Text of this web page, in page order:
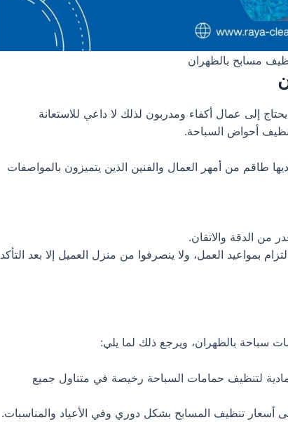
مسابح بالظهران
إلى عمال أكفاء ومدربون لذلك لا داعي للاستعانة
أحواض السباحة.
طاقم من أمهر العمال والفنين الذين يتميزون بالمواصفات
من الدقة والاتقان.
بمواعيد العمل، ولا ينصرفوا من منزل العميل إلا بعد التأكد
بالظهران، ويرجع ذلك لما يلي:
لتنظيف حمامات السباحة رخيصة في متناول جميع
تنظيف المسابح بشكل دوري وفي الأعياد والمناسبات.